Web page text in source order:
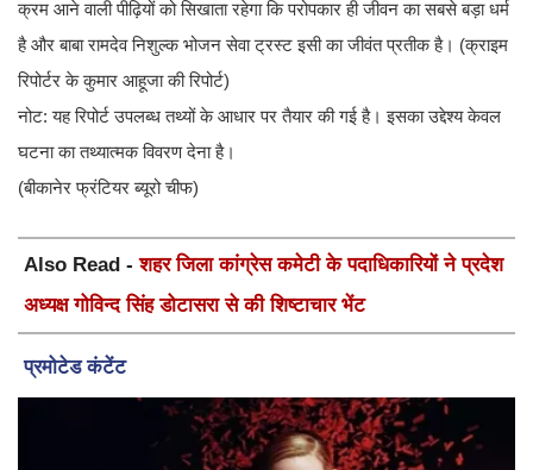
क्रम आने वाली पीढ़ियों को सिखाता रहेगा कि परोपकार ही जीवन का सबसे बड़ा धर्म
है और बाबा रामदेव निशुल्क भोजन सेवा ट्रस्ट इसी का जीवंत प्रतीक है। (क्राइम
रिपोर्टर के कुमार आहूजा की रिपोर्ट)
नोट: यह रिपोर्ट उपलब्ध तथ्यों के आधार पर तैयार की गई है। इसका उद्देश्य केवल
घटना का तथ्यात्मक विवरण देना है।
(बीकानेर फ्रंटियर ब्यूरो चीफ)
Also Read -शहर जिला कांग्रेस कमेटी के पदाधिकारियों ने प्रदेश
अध्यक्ष गोविन्द सिंह डोटासरा से की शिष्टाचार भेंट